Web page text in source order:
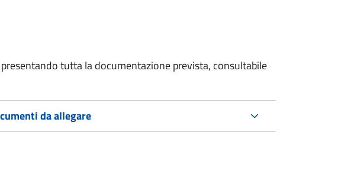
tutta la documentazione prevista, consultabile
da allegare